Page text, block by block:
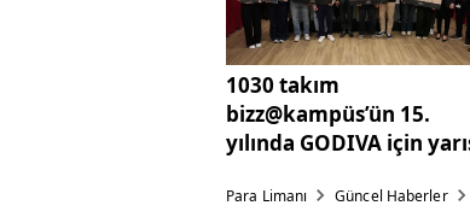
1030 takım
bizz@kampüs’ün 15.
yılında GODIVA için
Para Limanı Güncel Haberler